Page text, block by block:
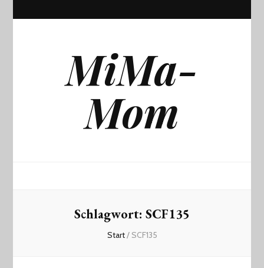
MiMa-
Mom
Schlagwort: SCF135
Start/ SCF135